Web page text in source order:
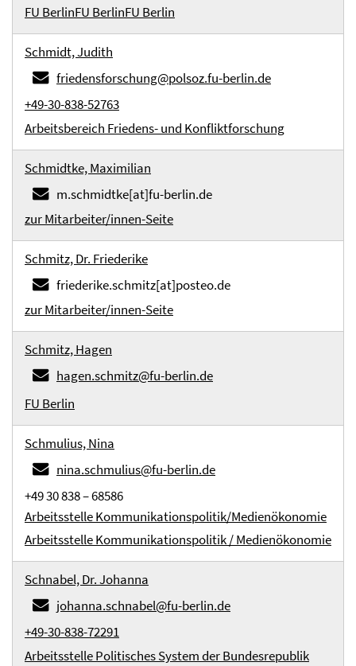
FU BerlinFU BerlinFU Berlin
Schmidt, Judith
friedensforschung@polsoz.fu-berlin.de
+49-30-838-52763
Arbeitsbereich Friedens- und Konfliktforschung
Schmidtke, Maximilian
m.schmidtke[at]fu-berlin.de
zur Mitarbeiter/innen-Seite
Schmitz, Dr. Friederike
friederike.schmitz[at]posteo.de
zur Mitarbeiter/innen-Seite
Schmitz, Hagen
hagen.schmitz@fu-berlin.de
FU Berlin
Schmulius, Nina
nina.schmulius@fu-berlin.de
+49 30 838 – 68586
Arbeitsstelle Kommunikationspolitik/Medienökonomie
Arbeitsstelle Kommunikationspolitik / Medienökonomie
Schnabel, Dr. Johanna
johanna.schnabel@fu-berlin.de
+49-30-838-72291
Arbeitsstelle Politisches System der Bundesrepublik